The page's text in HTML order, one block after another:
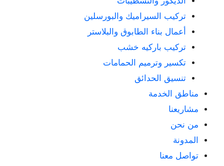
تركيب السيراميك والبورسلين
أعمال بناء الطابوق والبلاستر
تركيب باركيه خشب
تكسير وترميم الحمامات
تنسيق الحدائق
مناطق الخدمة
مشاريعنا
من نحن
المدونة
تواصل معنا